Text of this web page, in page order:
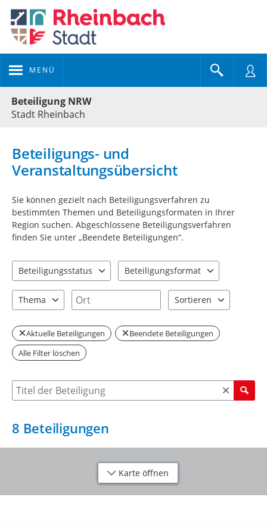
MENÜ
Beteiligung NRW
Stadt Rheinbach
Beteiligungs- und
Veranstaltungsübersicht
Sie können gezielt nach Beteiligungsverfahren zu
bestimmten Themen und Beteiligungsformaten in Ihrer
Region suchen. Abgeschlossene Beteiligungsverfahren
finden Sie unter „Beendete Beteiligungen“.
Beteiligungsstatus
Beteiligungsformat
Thema
Ort
Sortieren
Aktuelle Beteiligungen
Beendete Beteiligungen
Alle Filter löschen
Suche nach Beteiligung
8 Beteiligungen
Karte öffnen